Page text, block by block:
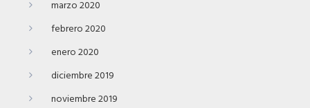
marzo 2020
febrero 2020
enero 2020
diciembre 2019
noviembre 2019